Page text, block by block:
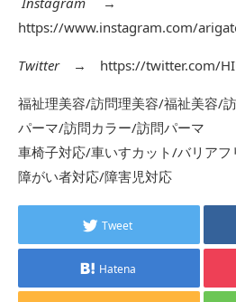
https://www.instagram.com/
Twitter→ https://twitter.com/
福祉理美容/訪問理美容/福祉美容/
パーマ/訪問カラー/訪問パーマ
車椅子対応/車いすカット/バリア
障がい者対応/障害児対応
Tweet
Hatena